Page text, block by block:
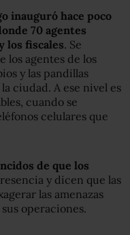
inauguró hace poco
70 agentes
los fiscales. Se
los agentes de los
y las pandillas
ciudad. A ese nivel es
cuando se
celulares que
de que los
y dicen que las
las amenazas
operaciones.